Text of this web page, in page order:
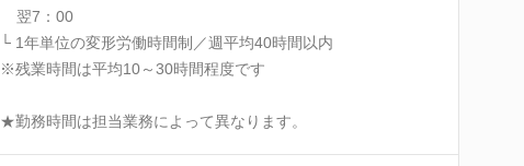
翌7：00
└ 1年単位の変形労働時間制／週平均40時間以内
※残業時間は平均10～30時間程度です
★勤務時間は担当業務によって異なります。